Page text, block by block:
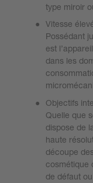
type miroir
Vitesse
Possédant
est
dans les
Objectifs
Quelle que
dispose de
haute
découpe
cosmétique
de défaut